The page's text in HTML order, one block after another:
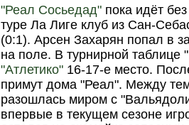
"Реал Сосьедад" пока идёт
туре Ла Лиге клуб из Сан-
(0:1). Арсен Захарян попал в
на поле. В турнирной таблице
"Атлетико" 16-17-е место.
примут дома "Реал". Между
разошлась миром с
впервые в текущем сезоне